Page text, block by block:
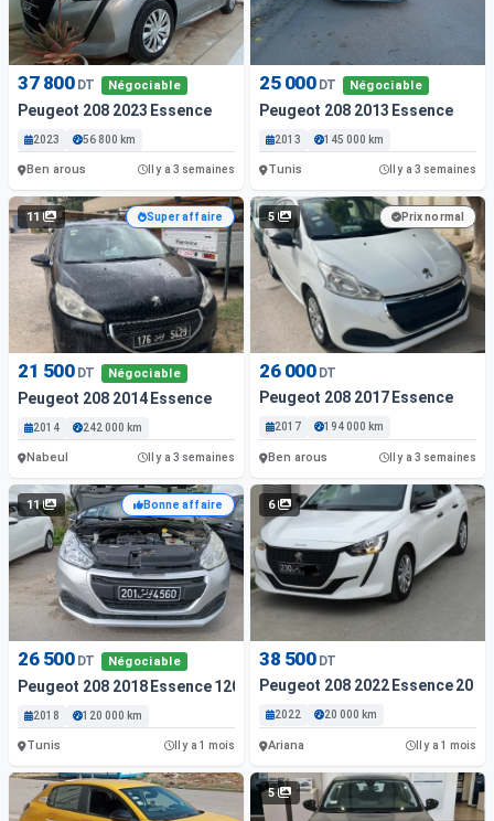
37 800 DT Négociable
Peugeot 208 2023 Essence
2023 56 800 km
Ben arous Il y a 3 semaines
25 000 DT Négociable
Peugeot 208 2013 Essence
2013 145 000 km
Tunis Il y a 3 semaines
11 Super affaire
21 500 DT Négociable
Peugeot 208 2014 Essence
2014 242 000 km
Nabeul Il y a 3 semaines
5 Prix normal
26 000 DT
Peugeot 208 2017 Essence
2017 194 000 km
Ben arous Il y a 3 semaines
11 Bonne affaire
26 500 DT Négociable
Peugeot 208 2018 Essence 120 Km Tunis
2018 120 000 km
Tunis Il y a 1 mois
6
38 500 DT
Peugeot 208 2022 Essence 20
2022 20 000 km
Ariana Il y a 1 mois
5